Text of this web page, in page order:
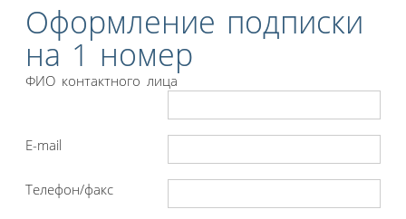
Оформление подписки
на 1 номер
ФИО контактного лица
E-mail
Телефон/факс